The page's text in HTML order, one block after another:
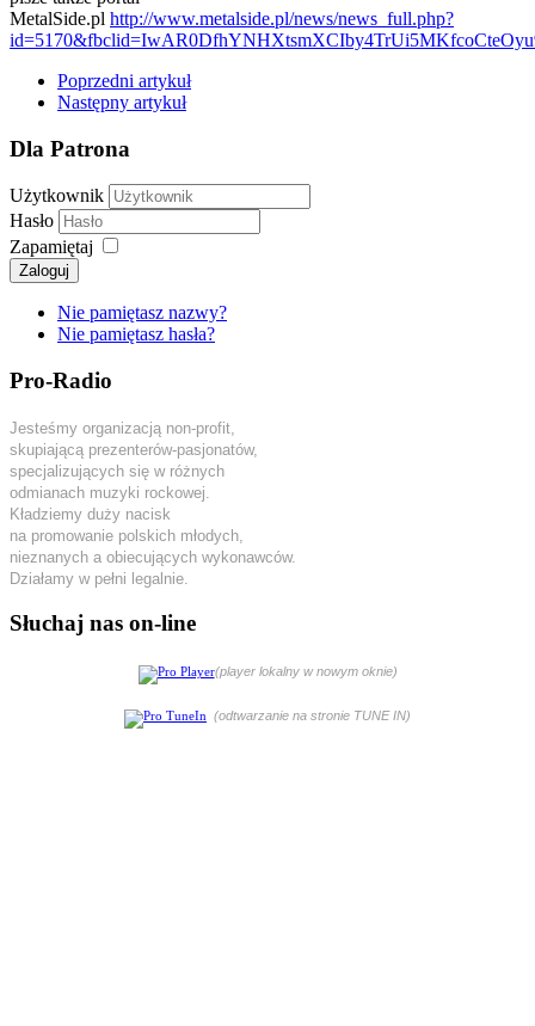
MetalSide.pl http://www.metalside.pl/news/news_full.php?
Poprzedni artykuł
Następny artykuł
Dla Patrona
Użytkownik
Hasło
Zapamiętaj
Zaloguj
Nie pamiętasz nazwy?
Nie pamiętasz hasła?
Pro-Radio
Jesteśmy organizacją non-profit,
skupiającą prezenterów-pasjonatów,
specjalizujących się w różnych
odmianach muzyki rockowej.
Kładziemy duży nacisk
na promowanie polskich młodych,
nieznanych a obiecujących wykonawców.
Działamy w pełni legalnie.
Słuchaj nas on-line
(player lokalny w nowym oknie)
(odtwarzanie na stronie TUNE IN)